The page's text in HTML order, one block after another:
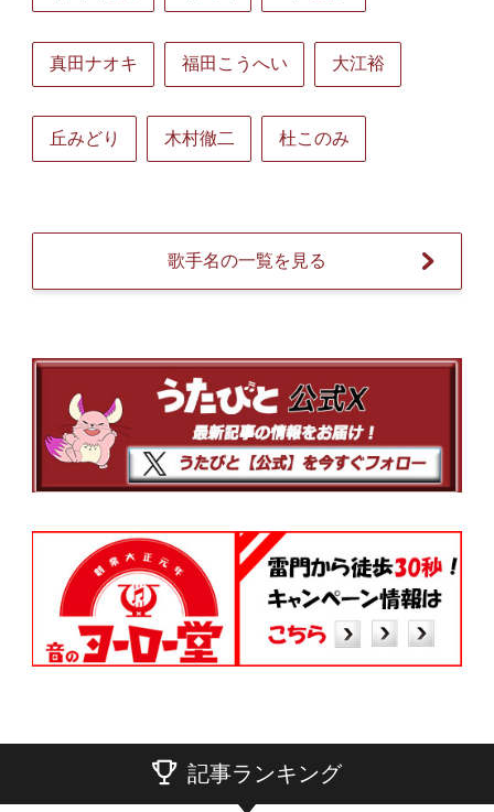
真田ナオキ 福田こうへい 大江裕
丘みどり 木村徹二 杜このみ
歌手名の一覧を見る
記事ランキング